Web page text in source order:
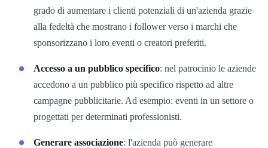
grado di aumentare i clienti potenziali di un'azienda grazie
alla fedeltà che mostrano i follower verso i marchi che
sponsorizzano i loro eventi o creatori preferiti.
Accesso a un pubblico specifico: nel patrocinio le aziende
accedono a un pubblico più specifico rispetto ad altre
campagne pubblicitarie. Ad esempio: eventi in un settore o
progettati per determinati professionisti.
Generare associazione: l'azienda può generare